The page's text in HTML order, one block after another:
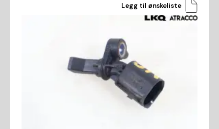
Legg til ønskeliste